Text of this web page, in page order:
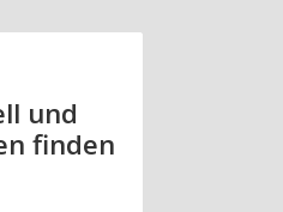
und
finden